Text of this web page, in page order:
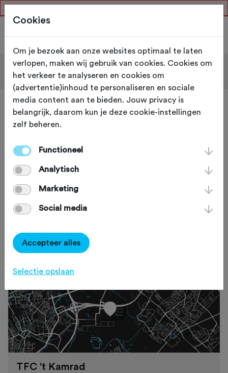
A
ASSEN (DR)
TFC 't Kamrad
Cookies
Om je bezoek aan onze websites optimaal te laten
verlopen, maken wij gebruik van cookies. Cookies om
het verkeer te analyseren en cookies om
(advertentie)inhoud te personaliseren en sociale
media content aan te bieden. Jouw privacy is
belangrijk, daarom kun je deze cookie-instellingen
zelf beheren.
Functioneel
Analytisch
Marketing
Social media
Accepteer alles
Selectie opslaan